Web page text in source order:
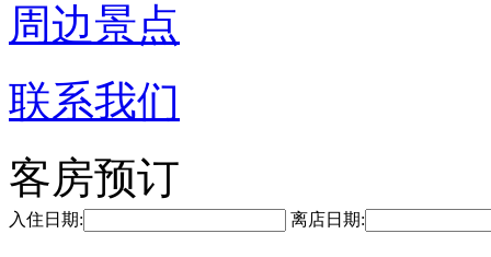
周边景点
联系我们
客房预订
入住日期: 离店日期: